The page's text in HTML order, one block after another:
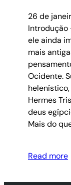
26 de
Introdução
ele ainda
mais
Ocidente.
Hermes
deus
Mais do
Read more